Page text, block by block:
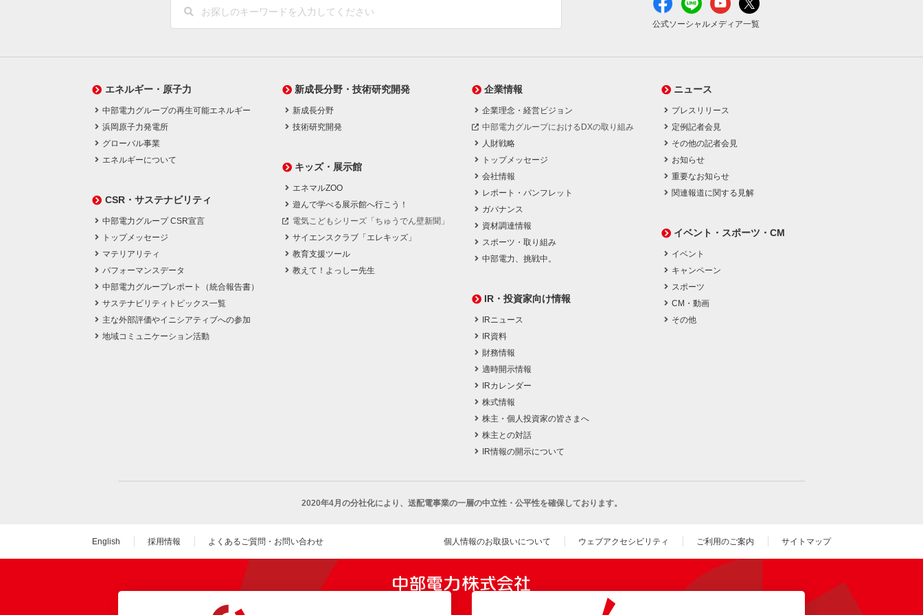
公式ソーシャルメディア一覧
エネルギー・原子力
中部電力グループの再生可能エネルギー
浜岡原子力発電所
グローバル事業
エネルギーについて
CSR・サステナビリティ
中部電力グループ CSR宣言
トップメッセージ
マテリアリティ
パフォーマンスデータ
中部電力グループレポート（統合報告書）
サステナビリティトピックス一覧
主な外部評価やイニシアティブへの参加
地域コミュニケーション活動
新成長分野・技術研究開発
新成長分野
技術研究開発
キッズ・展示館
エネマルZOO
遊んで学べる展示館へ行こう！
電気こどもシリーズ「ちゅうでん壁新聞」
サイエンスクラブ「エレキッズ」
教育支援ツール
教えて！よっしー先生
企業情報
企業理念・経営ビジョン
中部電力グループにおけるDXの取り組み
人財戦略
トップメッセージ
会社情報
レポート・パンフレット
ガバナンス
資材調達情報
スポーツ・取り組み
中部電力、挑戦中。
IR・投資家向け情報
IRニュース
IR資料
財務情報
適時開示情報
IRカレンダー
株式情報
株主・個人投資家の皆さまへ
株主との対話
IR情報の開示について
ニュース
プレスリリース
定例記者会見
その他の記者会見
お知らせ
重要なお知らせ
関連報道に関する見解
イベント・スポーツ・CM
イベント
キャンペーン
スポーツ
CM・動画
その他
2020年4月の分社化により、 送配電事業の一層の中立性・公平性を確保しております。
English 採用情報 よくあるご質問・お問い合わせ 個人情報のお取扱いについて ウェブアクセシビリティ ご利用のご案内 サイトマップ